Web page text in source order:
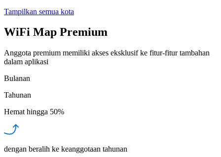
Tampilkan semua kota
WiFi Map Premium
Anggota premium memiliki akses eksklusif ke fitur-fitur tambahan
dalam aplikasi
Bulanan
Tahunan
Hemat hingga 50%
dengan beralih ke keanggotaan tahunan